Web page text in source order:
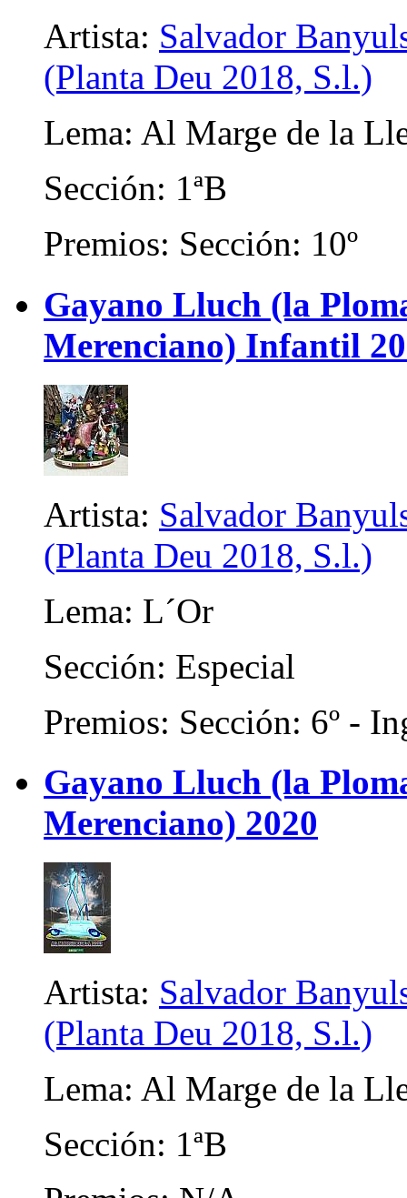
Artista: Salvador
(Planta Deu 2018, S.l.)
Lema: Al Marge de la
Sección: 1ªB
Premios: Sección: 10º
Gayano Lluch (la
Merenciano) Infantil
Artista: Salvador
(Planta Deu 2018, S.l.)
Lema: L´Or
Sección: Especial
Premios: Sección: 6º -
Gayano Lluch (la
Merenciano) 2020
Artista: Salvador
(Planta Deu 2018, S.l.)
Lema: Al Marge de la
Sección: 1ªB